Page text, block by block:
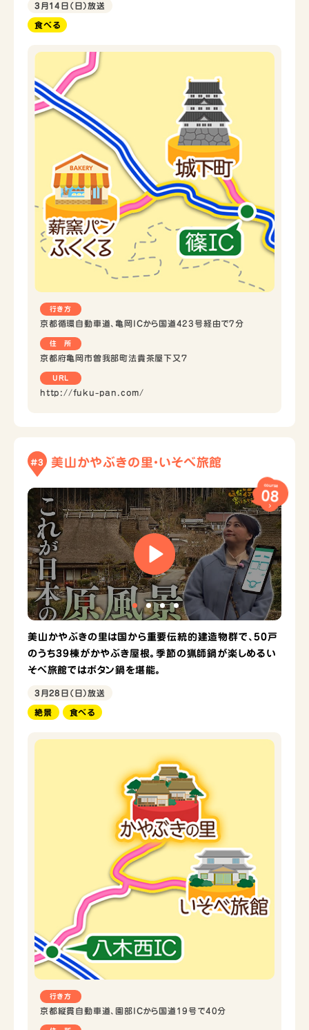
3月14日（日）放送
食べる
行き方
京都循環自動車道、亀岡ICから国道423号経由で7分
住 所
京都府亀岡市曽我部町法貴茶屋下又７
URL
http://fuku-pan.com/
#3 美山かやぶきの里・いそべ旅館
course
08
美山かやぶきの里は国から重要伝統的建造物群で、50戸
のうち39棟がかやぶき屋根。季節の猟師鍋が楽しめるい
そべ旅館ではボタン鍋を堪能。
3月28日（日）放送
絶景 食べる
行き方
京都縦貫自動車道、園部ICから国道19号で40分